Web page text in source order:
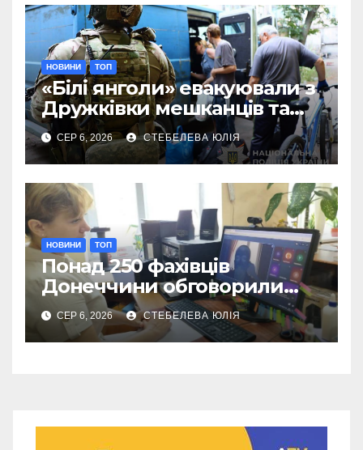
НОВИНИ ТОП
«Білі янголи» евакуювали з
Дружківки мешканців та
їхніх домашніх улюбленців
СЕР 6, 2026 СТЕБЕЛЕВА ЮЛІЯ
НОВИНИ ТОП
Понад 250 фахівців
Донеччини обговорили
роботу влади під час війни
СЕР 6, 2026 СТЕБЕЛЕВА ЮЛІЯ